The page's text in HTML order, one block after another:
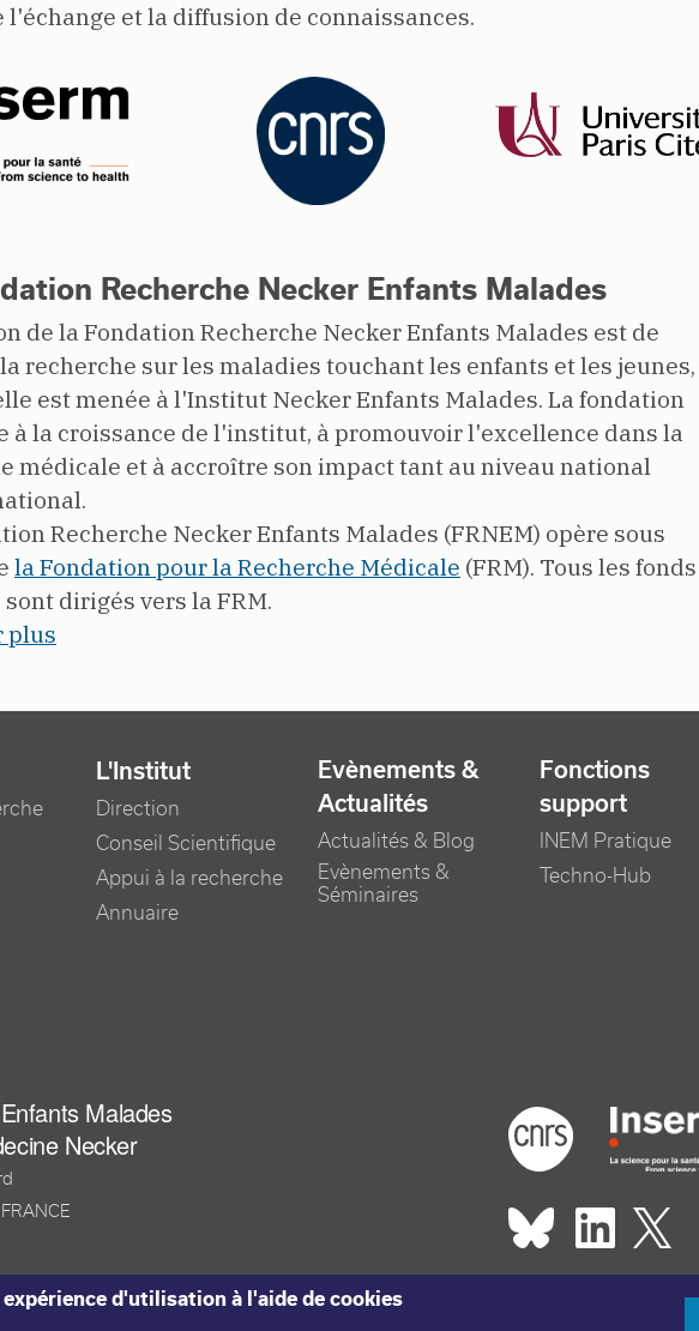
l'échange et la diffusion de connaissances.
Recherche Necker Enfants Malades
de la Fondation Recherche Necker Enfants Malades est de
recherche sur les maladies touchant les enfants et les jeunes,
est menée à l'Institut Necker Enfants Malades. La fondation
à la croissance de l'institut, à promouvoir l'excellence dans la
médicale et à accroître son impact tant au niveau national
Recherche Necker Enfants Malades (FRNEM) opère sous
la Fondation pour la Recherche Médicale (FRM). Tous les fonds
dirigés vers la FRM.
plus
L'Institut
Direction
Conseil Scientifique
Appui à la recherche
Annuaire
Evènements &
Actualités
Actualités & Blog
Evènements &
Séminaires
Fonctions
support
INEM Pratique
Techno-Hub
Malades
Necker
Footer
Réseaux
d'utilisation à l'aide de cookies